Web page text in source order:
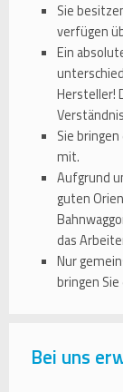
Sie
verfügen
Ein
Hersteller!
Sie
mit.
Aufgrund
guten
das
Nur
bringen
Bei uns